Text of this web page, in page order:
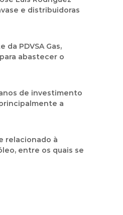
e distribuidoras
PDVSA Gas,
abastecer o
de investimento
a
relacionado à
entre os quais se